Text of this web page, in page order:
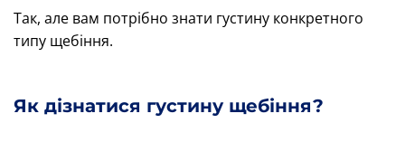
Так, але вам потрібно знати густину конкретного
типу щебіння.
Як дізнатися густину щебіння?